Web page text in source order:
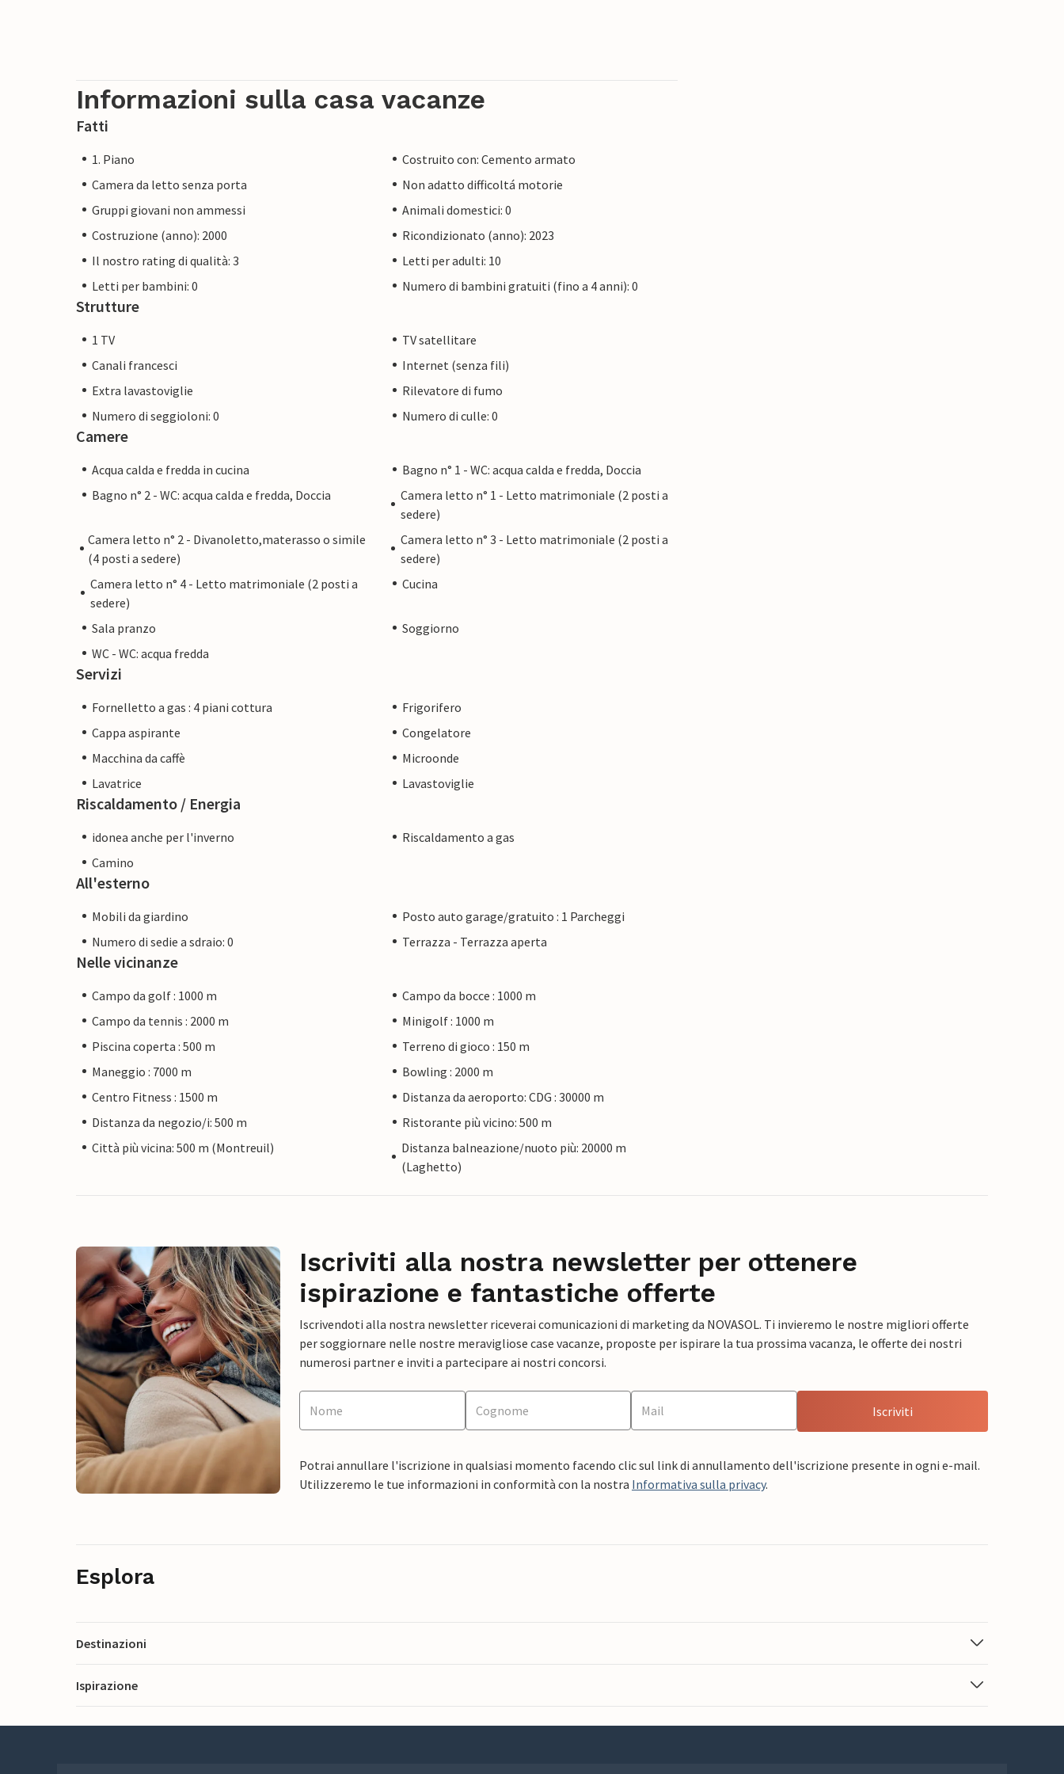
Informazioni sulla casa vacanze
Fatti
1. Piano
Costruito con: Cemento armato
Camera da letto senza porta
Non adatto difficoltá motorie
Gruppi giovani non ammessi
Animali domestici: 0
Costruzione (anno): 2000
Ricondizionato (anno): 2023
Il nostro rating di qualità: 3
Letti per adulti: 10
Letti per bambini: 0
Numero di bambini gratuiti (fino a 4 anni): 0
Strutture
1 TV
TV satellitare
Canali francesci
Internet (senza fili)
Extra lavastoviglie
Rilevatore di fumo
Numero di seggioloni: 0
Numero di culle: 0
Camere
Acqua calda e fredda in cucina
Bagno n° 1 - WC: acqua calda e fredda, Doccia
Bagno n° 2 - WC: acqua calda e fredda, Doccia
Camera letto n° 1 - Letto matrimoniale (2 posti a
sedere)
Camera letto n° 2 - Divanoletto,materasso o simile
(4 posti a sedere)
Camera letto n° 3 - Letto matrimoniale (2 posti a
sedere)
Camera letto n° 4 - Letto matrimoniale (2 posti a
sedere)
Cucina
Sala pranzo
Soggiorno
WC - WC: acqua fredda
Servizi
Fornelletto a gas : 4 piani cottura
Frigorifero
Cappa aspirante
Congelatore
Macchina da caffè
Microonde
Lavatrice
Lavastoviglie
Riscaldamento / Energia
idonea anche per l'inverno
Riscaldamento a gas
Camino
All'esterno
Mobili da giardino
Posto auto garage/gratuito : 1 Parcheggi
Numero di sedie a sdraio: 0
Terrazza - Terrazza aperta
Nelle vicinanze
Campo da golf : 1000 m
Campo da bocce : 1000 m
Campo da tennis : 2000 m
Minigolf : 1000 m
Piscina coperta : 500 m
Terreno di gioco : 150 m
Maneggio : 7000 m
Bowling : 2000 m
Centro Fitness : 1500 m
Distanza da aeroporto: CDG : 30000 m
Distanza da negozio/i: 500 m
Ristorante più vicino: 500 m
Città più vicina: 500 m (Montreuil)
Distanza balneazione/nuoto più: 20000 m
(Laghetto)
Iscriviti alla nostra newsletter per ottenere
ispirazione e fantastiche offerte
Iscrivendoti alla nostra newsletter riceverai comunicazioni di marketing da NOVASOL. Ti invieremo le nostre migliori offerte
per soggiornare nelle nostre meravigliose case vacanze, proposte per ispirare la tua prossima vacanza, le offerte dei nostri
numerosi partner e inviti a partecipare ai nostri concorsi.
Iscriviti
Potrai annullare l'iscrizione in qualsiasi momento facendo clic sul link di annullamento dell'iscrizione presente in ogni e-mail.
Utilizzeremo le tue informazioni in conformità con la nostra Informativa sulla privacy.
Esplora
Destinazioni
Ispirazione